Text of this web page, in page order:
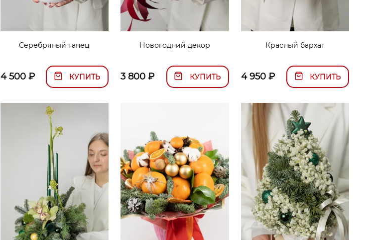
Серебряный танец
4 500₽ КУПИТЬ
Новогодний декор
3 800 ₽ КУПИТЬ
Красный бархат
4 950₽ КУПИТЬ